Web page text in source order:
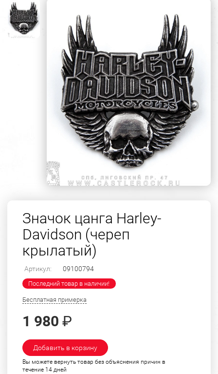
Значок цанга Harley-
Davidson (череп
крылатый)
Артикул: 09100794
Последний товар в наличии!
Бесплатная примерка
1 980 ₽
Добавить в корзину
Вы можете вернуть товар без объяснения причин в
течение 14 дней